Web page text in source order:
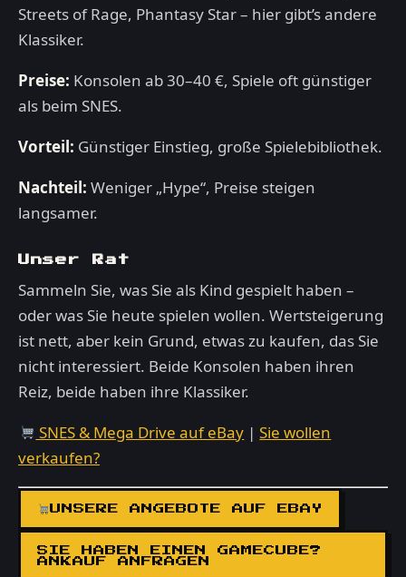
Streets of Rage, Phantasy Star – hier gibt’s andere
Klassiker.
Preise: Konsolen ab 30–40 €, Spiele oft günstiger
als beim SNES.
Vorteil: Günstiger Einstieg, große Spielebibliothek.
Nachteil: Weniger „Hype“, Preise steigen
langsamer.
Unser Rat
Sammeln Sie, was Sie als Kind gespielt haben –
oder was Sie heute spielen wollen. Wertsteigerung
ist nett, aber kein Grund, etwas zu kaufen, das Sie
nicht interessiert. Beide Konsolen haben ihren
Reiz, beide haben ihre Klassiker.
SNES & Mega Drive auf eBay |Sie wollen
verkaufen?
UNSERE ANGEBOTE AUF EBAY
SIE HABEN EINEN GAMECUBE?
ANKAUF ANFRAGEN